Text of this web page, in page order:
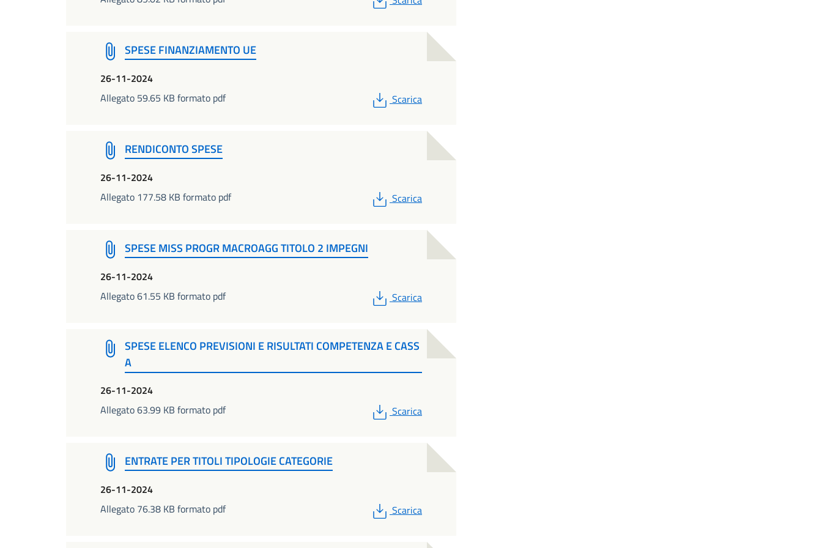
SPESE FINANZIAMENTO UE
26-11-2024
Allegato 59.65 KB formato pdf
PDF
Scarica
RENDICONTO SPESE
26-11-2024
Allegato 177.58 KB formato pdf
PDF
Scarica
SPESE MISS PROGR MACROAGG TITOLO 2 IMPEGNI
26-11-2024
Allegato 61.55 KB formato pdf
PDF
Scarica
SPESE ELENCO PREVISIONI E RISULTATI COMPETENZA E CASS
A
26-11-2024
Allegato 63.99 KB formato pdf
PDF
Scarica
ENTRATE PER TITOLI TIPOLOGIE CATEGORIE
26-11-2024
Allegato 76.38 KB formato pdf
PDF
Scarica